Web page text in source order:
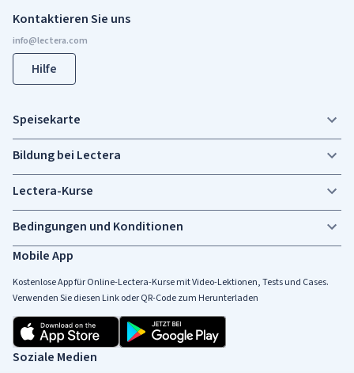
Kontaktieren Sie uns
Hilfe
Mobile App
Kostenlose App für Online-Lectera-Kurse mit Video-Lektionen, Tests und Cases.
Verwenden Sie diesen Link oder QR-Code zum Herunterladen
Soziale Medien
Speisekarte
Bildung bei Lectera
Lectera-Kurse
Bedingungen und Konditionen